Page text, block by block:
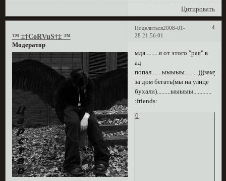
Цитировать
Поделиться 4
2008-01-
28 21:56:01
™ ‡†CoRVuS†‡ ™
Модератор
мдя.........я от этого "рая" в
ад
за дом бегать(мы на улице
бухали).........ыыыыы............
:friends:
0